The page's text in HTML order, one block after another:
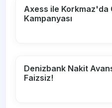
Axess ile Korkmaz'da
Kampanyası
Denizbank Nakit
Faizsiz!